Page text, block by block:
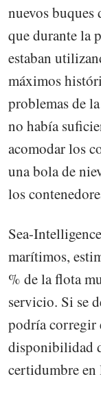
nuevos buques
que durante la
estaban
máximos
problemas de
no había
acomodar los
una bola de
los
Sea-
marítimos,
% de la flota
servicio. Si se
podría corregir
disponibilidad
certidumbre en